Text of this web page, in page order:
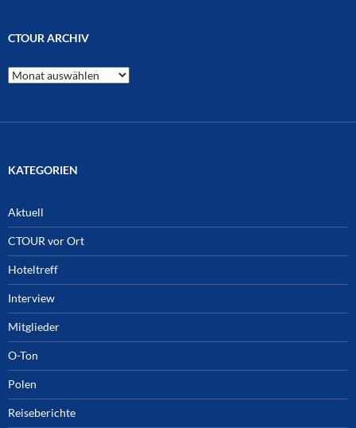
CTOUR ARCHIV
CTOUR
Archiv
KATEGORIEN
Aktuell
CTOUR vor Ort
Hoteltreff
Interview
Mitglieder
O-Ton
Polen
Reiseberichte